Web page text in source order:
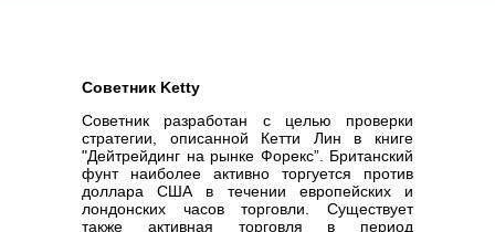
Советник Ketty
Советник разработан с целью проверки
стратегии, описанной Кетти Лин в книге
"Дейтрейдинг на рынке Форекс”. Британский
фунт наиболее активно торгуется против
доллара США в течении европейских и
лондонских часов торговли. Существует
также активная торговля в период